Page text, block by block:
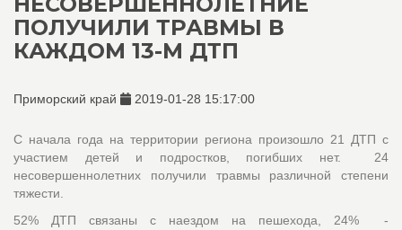
ПОЛУЧИЛИ ТРАВМЫ В
КАЖДОМ 13-М ДТП
Приморский край 2019-01-28 15:17:00
С начала года на территории региона произошло 21 ДТП с
участием детей и подростков, погибших нет. 24
несовершеннолетних получили травмы различной степени
тяжести.
52% ДТП связаны с наездом на пешехода, 24% -